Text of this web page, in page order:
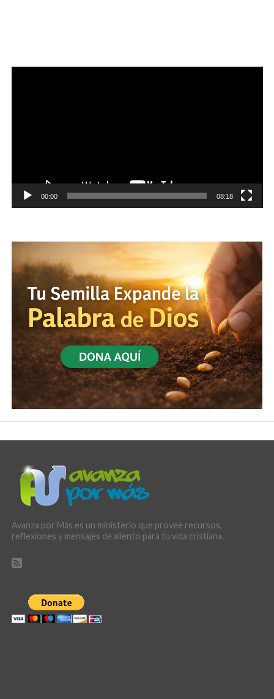
Reproductor
00:00 08:18
Avanza por Más es un ministerio que provee recursos,
reflexiones y mensajes de aliento para tu vida cristiana.